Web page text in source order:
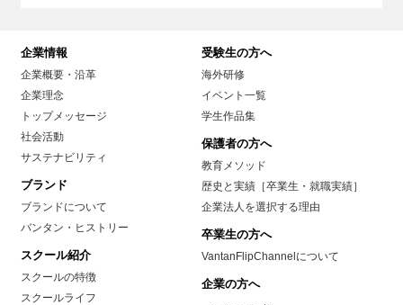
企業情報
企業概要・沿革
企業理念
トップメッセージ
社会活動
サステナビリティ
ブランド
ブランドについて
バンタン・ヒストリー
スクール紹介
スクールの特徴
スクールライフ
受験生の方へ
海外研修
イベント一覧
学生作品集
保護者の方へ
教育メソッド
歴史と実績［卒業生・就職実績］
企業法人を選択する理由
卒業生の方へ
VantanFlipChannelについて
企業の方へ